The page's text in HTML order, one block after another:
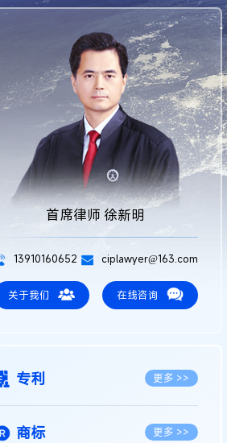
首席律师 徐新明
13910160652 ciplawyer@163.com
关于我们 在线咨询
专利 更多 >>
商标 更多 >>